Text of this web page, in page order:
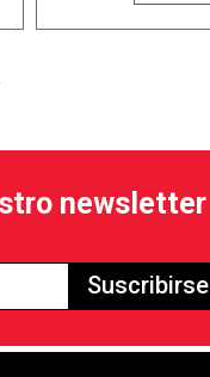
newsletter
Suscribirse